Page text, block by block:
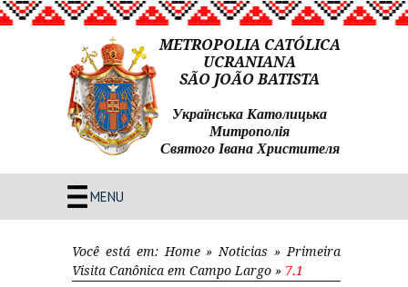
METROPOLIA CATÓLICA
UCRANIANA
SÃO JOÃO BATISTA
Українська Католицька
Митрополія
Святого Івана Христителя
MENU
Você está em: Home» Noticias » Primeira
Visita Canônica em Campo Largo » 7.1